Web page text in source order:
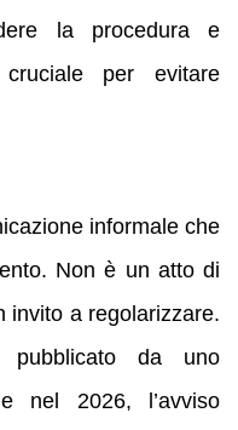
la procedura e
per evitare
informale che
Non è un atto di
invito a regolarizzare.
pubblicato da uno
nel 2026, l’avviso